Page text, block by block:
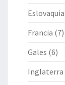
Eslovaquia
Francia (7)
Gales (6)
Inglaterra